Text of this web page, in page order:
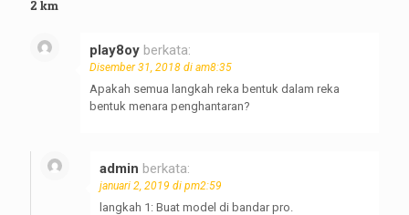
2 km
play8oy berkata:
Disember 31, 2018 di am8:35
Apakah semua langkah reka bentuk dalam reka
bentuk menara penghantaran?
admin berkata:
januari 2, 2019 di pm2:59
langkah 1: Buat model di bandar pro.